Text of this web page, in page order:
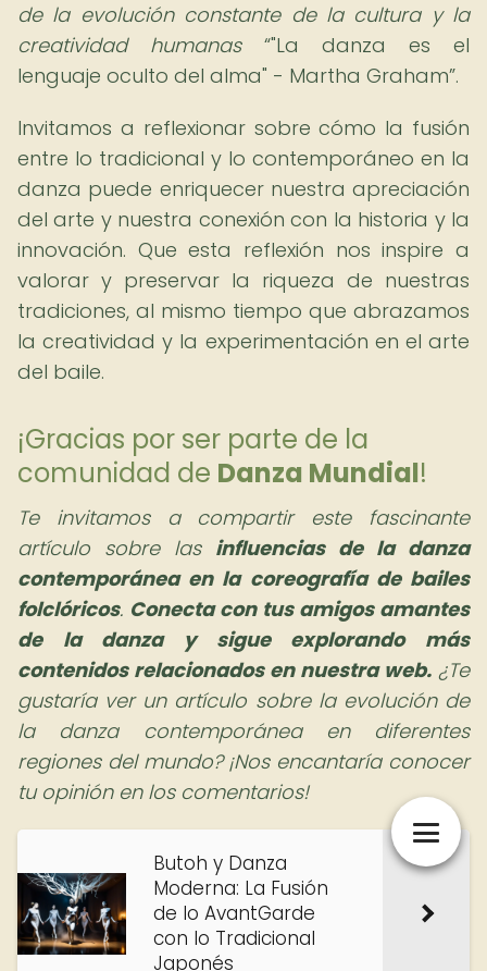
de la evolución constante de la cultura y la
creatividad humanas
"La danza es el
lenguaje oculto del alma" - Martha Graham .
Invitamos a reflexionar sobre cómo la fusión
entre lo tradicional y lo contemporáneo en la
danza puede enriquecer nuestra apreciación
del arte y nuestra conexión con la historia y la
innovación. Que esta reflexión nos inspire a
valorar y preservar la riqueza de nuestras
tradiciones, al mismo tiempo que abrazamos
la creatividad y la experimentación en el arte
del baile.
¡Gracias por ser parte de la
comunidad de Danza Mundial!
Te invitamos a compartir este fascinante
artículo sobre las influencias de la danza
contemporánea en la coreografía de bailes
folclóricos. Conecta con tus amigos amantes
de la danza y sigue explorando más
contenidos relacionados en nuestra web. ¿Te
gustaría ver un artículo sobre la evolución de
la danza contemporánea en diferentes
regiones del mundo? ¡Nos encantaría conocer
tu opinión en los comentarios!
Butoh y Danza
Moderna: La Fusión
de lo AvantGarde
con lo Tradicional
Japonés